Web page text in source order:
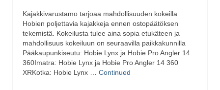
Kajakkivarustamo tarjoaa mahdollisuuden kokeilla
Hobien poljettavia kajakkeja ennen ostopäätöksen
tekemistä. Kokeilusta tulee aina sopia etukäteen ja
mahdollisuus kokeiluun on seuraavilla paikkakunnilla
Pääkaupunkiseutu: Hobie Lynx ja Hobie Pro Angler 14
360Imatra: Hobie Lynx ja Hobie Pro Angler 14 360
XRKotka: Hobie Lynx … Continued